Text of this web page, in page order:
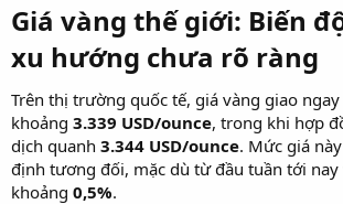
r
e
Giá vàng thế giới: Biến
xu hướng chưa rõ ràng
Trên thị trường quốc tế, giá vàng giao
khoảng 3.339 USD/ounce, trong khi hợp
dịch quanh 3.344 USD/ounce. Mức giá
định tương đối, mặc dù từ đầu tuần tới
khoảng 0,5%.